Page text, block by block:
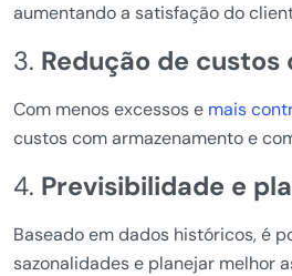
aumentando a satisfação do
3. Redução de custos
Com menos excessos e mais
custos com armazenamento e
4. Previsibilidade e
Baseado em dados históricos, é
sazonalidades e planejar melhor